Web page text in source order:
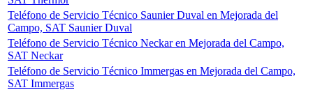
Teléfono de Servicio Técnico Saunier Duval en Mejorada del
Campo, SAT Saunier Duval
Teléfono de Servicio Técnico Neckar en Mejorada del Campo,
SAT Neckar
Teléfono de Servicio Técnico Immergas en Mejorada del Campo,
SAT Immergas